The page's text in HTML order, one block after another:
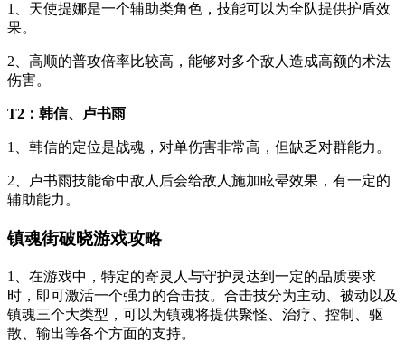
1、天使提娜是一个辅助类角色，技能可以为全队提供护盾效
果。
2、高顺的普攻倍率比较高，能够对多个敌人造成高额的术法
伤害。
T2：韩信、卢书雨
1、韩信的定位是战魂，对单伤害非常高，但缺乏对群能力。
2、卢书雨技能命中敌人后会给敌人施加眩晕效果，有一定的
辅助能力。
镇魂街破晓游戏攻略
1、在游戏中，特定的寄灵人与守护灵达到一定的品质要求
时，即可激活一个强力的合击技。合击技分为主动、被动以及
镇魂三个大类型，可以为镇魂将提供聚怪、治疗、控制、驱
散、输出等各个方面的支持。